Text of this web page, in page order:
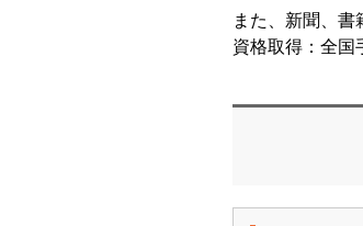
また、新聞、書
資格取得：全国